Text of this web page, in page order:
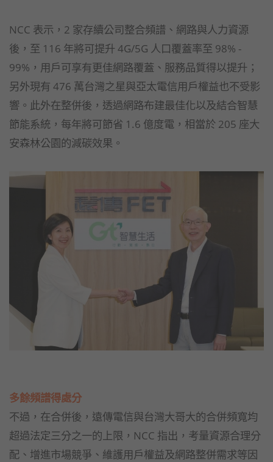
NCC 表示，2 家存續公司整合頻譜、網路與人力資源
後，至 116 年將可提升 4G/5G 人口覆蓋率至 98% -
99%，用戶可享有更佳網路覆蓋、服務品質得以提升；
另外現有 476 萬台灣之星與亞太電信用戶權益也不受影
響。此外在整併後，透過網路布建最佳化以及結合智慧
節能系統，每年將可節省 1.6 億度電，相當於 205 座大
安森林公園的減碳效果。
多餘頻譜得處分
不過，在合併後，遠傳電信與台灣大哥大的合併頻寬均
超過法定三分之一的上限，NCC 指出，考量資源合理分
配、增進市場競爭、維護用戶權益及網路整併需求等因